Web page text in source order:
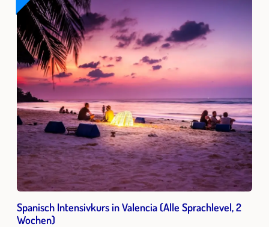
Spanisch Intensivkurs in Valencia (Alle Sprachlevel, 2
Wochen)